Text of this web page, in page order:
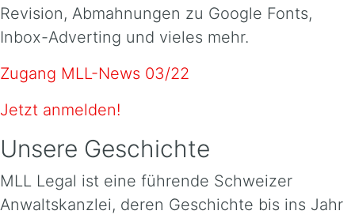
Revision, Abmahnungen zu Google Fonts,
Inbox-Adverting und vieles mehr.
Zugang MLL-News 03/22
Jetzt anmelden!
Unsere Geschichte
MLL Legal ist eine führende Schweizer
Anwaltskanzlei, deren Geschichte bis ins Jahr